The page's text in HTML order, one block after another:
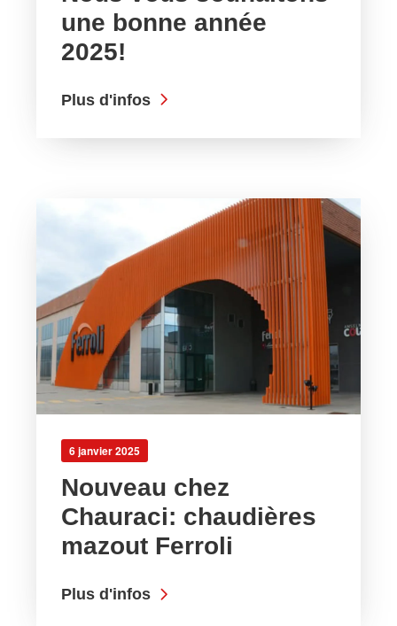
une bonne année
2025!
Plus d'infos
6 janvier 2025
Nouveau chez
Chauraci: chaudières
mazout Ferroli
Plus d'infos